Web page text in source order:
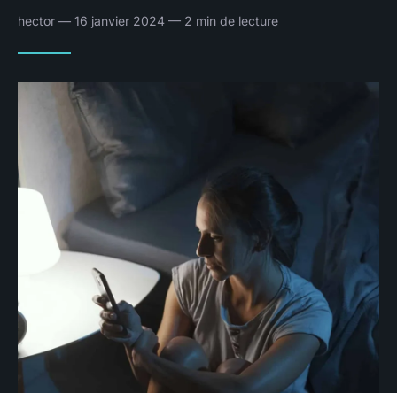
hector — 16 janvier 2024 — 2 min de lecture